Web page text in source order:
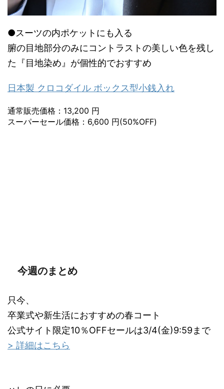
●スーツの内ポケットにも入る
腑の目地部分のみにコントラストの美しい色を残し
た『目地染め』が個性的でおすすめ
日本製 クロコダイル ボックス型小銭入れ
通常販売価格：13,200 円
スーパーセール価格：6,600 円(50%OFF)
今週のまとめ
只今、
卒業式や新生活におすすめの春コート
公式サイト限定10％OFFセールは3/4(金)9:59まで
> 詳細はこちら